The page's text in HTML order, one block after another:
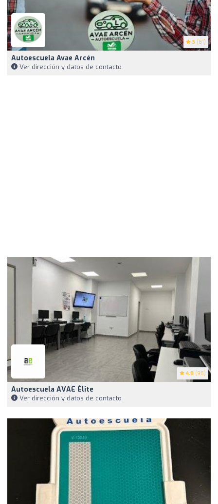
5 (81)
Autoescuela Avae Arcén
Ver dirección y datos de contacto
4.8 (98)
Autoescuela AVAE Élite
Ver dirección y datos de contacto